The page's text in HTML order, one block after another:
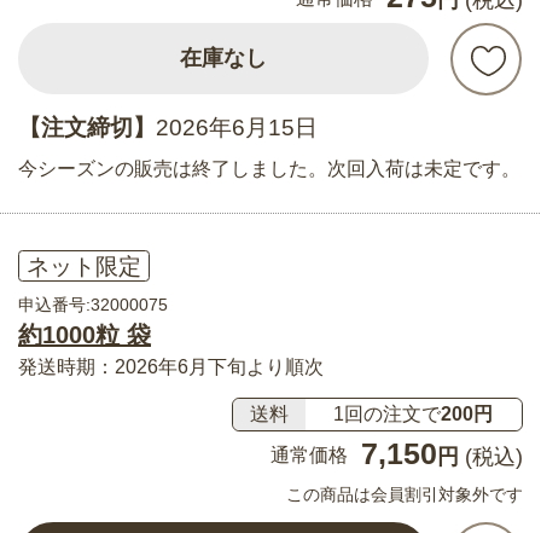
在庫なし
【注文締切】 2026年6月15日
今シーズンの販売は終了しました。次回入荷は未定です。
ネット限定
申込番号:32000075
約1000粒 袋
発送時期：2026年6月下旬より順次
送料 1回の注文で200円
通常価格
7,150 円 (税込)
この商品は会員割引対象外です